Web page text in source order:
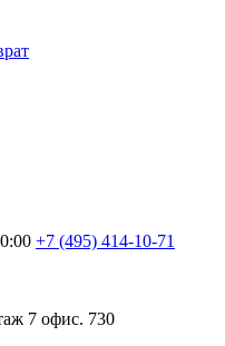
+7 (495) 414-10-71
7 офис. 730